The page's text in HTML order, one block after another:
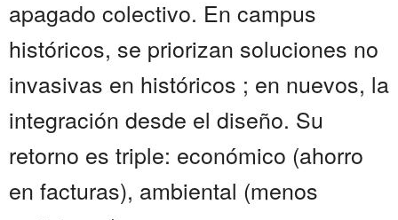
apagado colectivo. En campus
históricos, se priorizan soluciones no
invasivas en históricos ; en nuevos, la
integración desde el diseño. Su
retorno es triple: económico (ahorro
en facturas), ambiental (menos